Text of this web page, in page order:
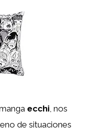
ecchi, nos
de situaciones